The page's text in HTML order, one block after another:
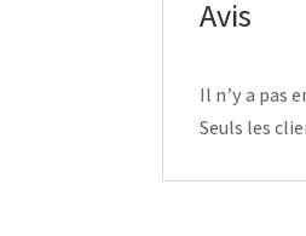
Avis
Il n’y a pas
Seuls les